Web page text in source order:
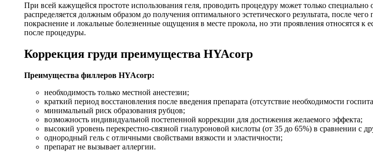
При всей кажущейся простоте использования геля, проводить процедуру может только
распределяется должным образом до получения оптимального эстетического результата, после
покраснение и локальные болезненные ощущения в месте прокола, но эти проявления относятся к
после процедуры.
Коррекция груди преимущества HYAcorp
Преимущества филлеров HYAcorp:
необходимость только местной анестезии;
краткий период восстановления после введения препарата (отсутствие необходимости
минимальный риск образования рубцов;
возможность индивидуальной постепенной коррекции для достижения желаемого эффекта;
высокий уровень перекрестно-связной гиалуроновой кислоты (от 35 до 65%) в сравнении с
однородный гель с отличными свойствами вязкости и эластичности;
препарат не вызывает аллергии.